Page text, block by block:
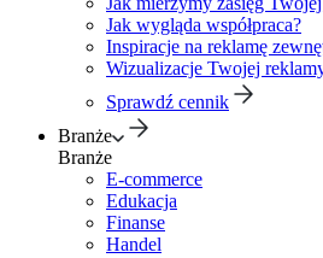
Jak wygląda współpraca?
Inspiracje na reklamę
Wizualizacje Twojej
Sprawdź cennik
Branże
Branże
E-commerce
Edukacja
Finanse
Handel